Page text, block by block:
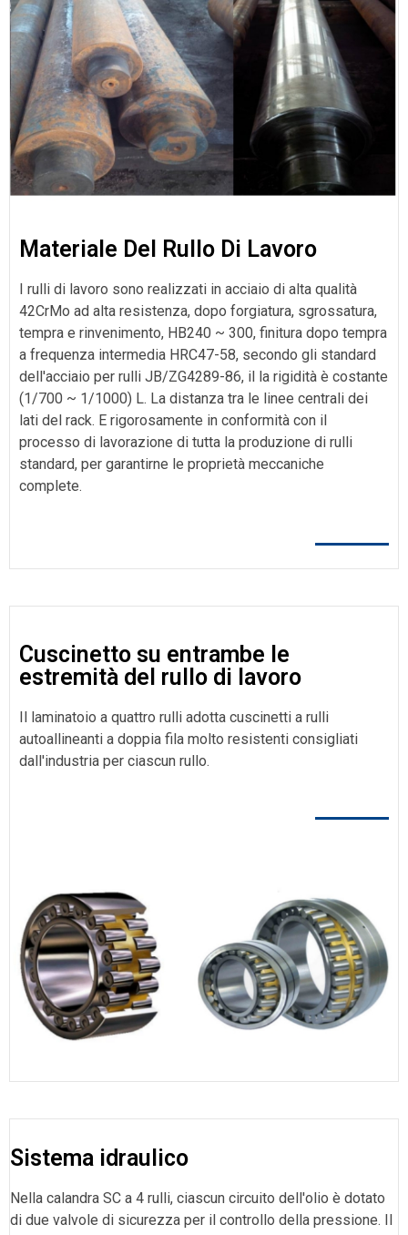
Materiale Del Rullo Di Lavoro
I rulli di lavoro sono realizzati in acciaio di alta qualità
42CrMo ad alta resistenza, dopo forgiatura, sgrossatura,
tempra e rinvenimento, HB240 ~ 300, finitura dopo tempra
a frequenza intermedia HRC47-58, secondo gli standard
dell'acciaio per rulli JB/ZG4289-86, il la rigidità è costante
(1/700 ~ 1/1000) L. La distanza tra le linee centrali dei
lati del rack. E rigorosamente in conformità con il
processo di lavorazione di tutta la produzione di rulli
standard, per garantirne le proprietà meccaniche
complete.
Cuscinetto su entrambe le
estremità del rullo di lavoro
Il laminatoio a quattro rulli adotta cuscinetti a rulli
autoallineanti a doppia fila molto resistenti consigliati
dall'industria per ciascun rullo.
Sistema idraulico
Nella calandra SC a 4 rulli, ciascun circuito dell'olio è dotato
di due valvole di sicurezza per il controllo della pressione. Il